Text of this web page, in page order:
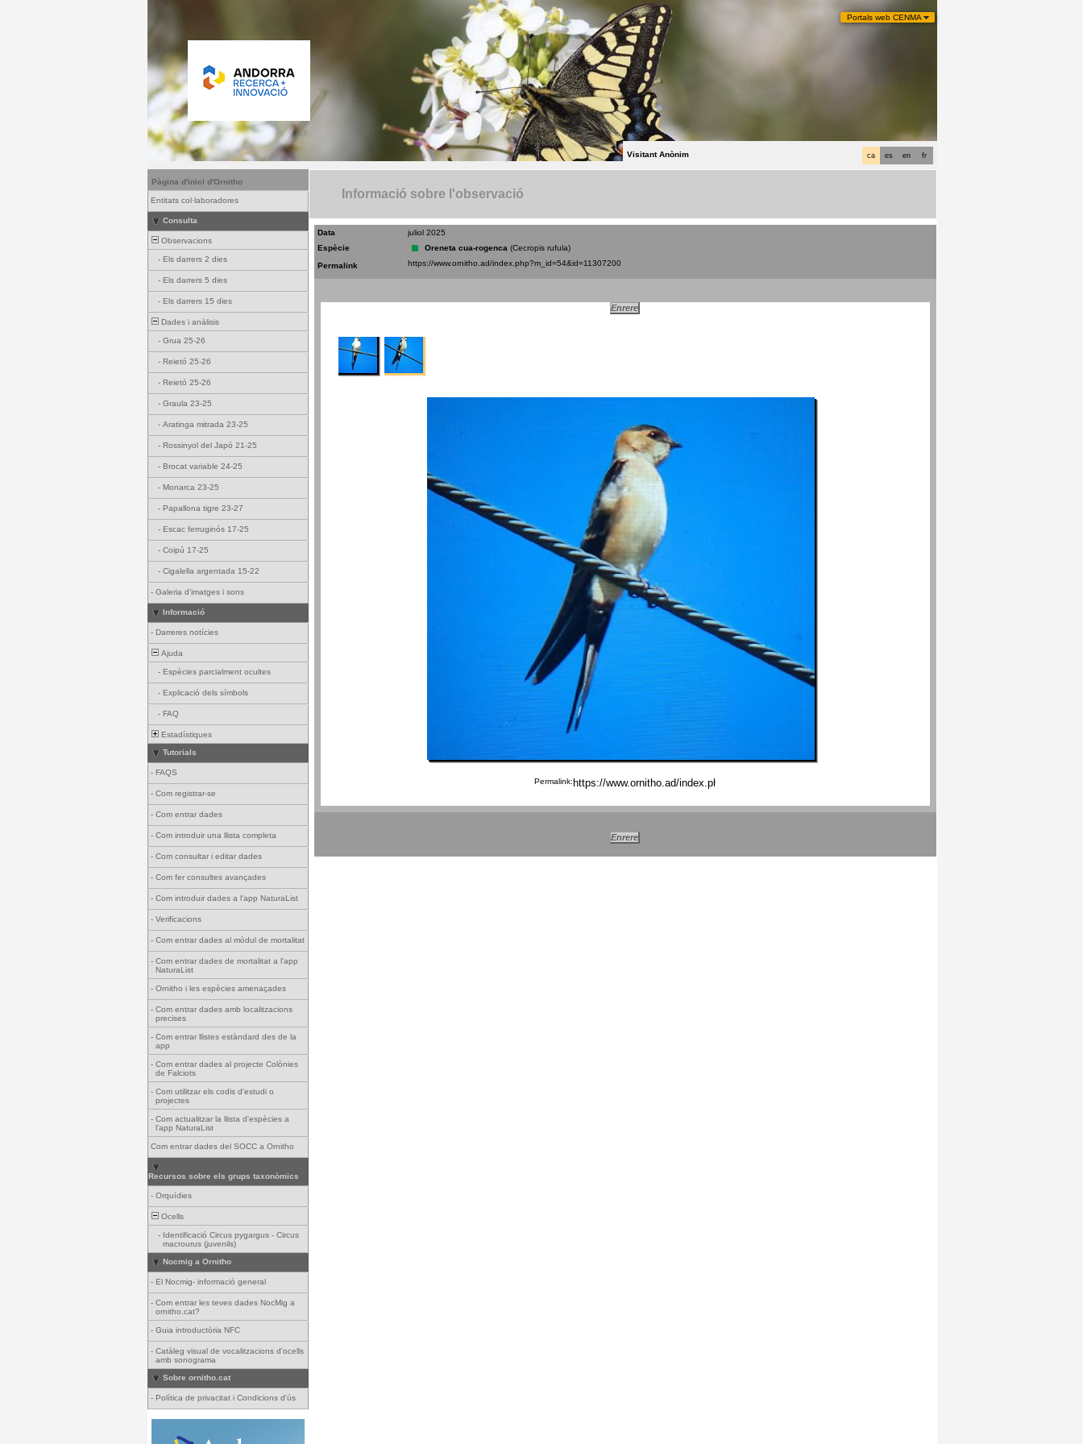
Portals web CENMA
fr
en
es
ca
Visitant Anònim
Pàgina d'inici d'Ornitho
Entitats col·laboradores
Consulta
Observacions
- Els darrers 2 dies
- Els darrers 5 dies
- Els darrers 15 dies
Dades i anàlisis
- Grua 25-26
- Reietó 25-26
- Reietó 25-26
- Graula 23-25
- Aratinga mitrada 23-25
- Rossinyol del Japó 21-25
- Brocat variable 24-25
- Monarca 23-25
- Papallona tigre 23-27
- Escac ferruginós 17-25
- Coipú 17-25
- Cigalella argentada 15-22
- Galeria d'imatges i sons
Informació
- Darreres notícies
Ajuda
- Espècies parcialment ocultes
- Explicació dels símbols
- FAQ
Estadístiques
Tutorials
- FAQS
- Com registrar-se
- Com entrar dades
- Com introduir una llista completa
- Com consultar i editar dades
- Com fer consultes avançades
- Com introduir dades a l'app NaturaList
- Verificacions
- Com entrar dades al mòdul de mortalitat
- Com entrar dades de mortalitat a l'app
NaturaList
- Ornitho i les espècies amenaçades
- Com entrar dades amb localitzacions
precises
- Com entrar llistes estàndard des de la
app
- Com entrar dades al projecte Colònies
de Falciots
- Com utilitzar els codis d'estudi o
projectes
- Com actualitzar la llista d'espècies a
l'app NaturaList
Com entrar dades del SOCC a Ornitho
Recursos sobre els grups taxonòmics
- Orquídies
Ocells
- Identificació Circus pygargus - Circus
macrourus (juvenils)
Nocmig a Ornitho
- El Nocmig- informació general
- Com entrar les teves dades NocMig a
ornitho.cat?
- Guia introductòria NFC
- Catàleg visual de vocalitzacions d'ocells
amb sonograma
Sobre ornitho.cat
- Política de privacitat i Condicions d'ús
Informació sobre l'observació
Data
juliol 2025
Espècie
Oreneta cua-rogenca (Cecropis rufula)
Permalink
Permalink: